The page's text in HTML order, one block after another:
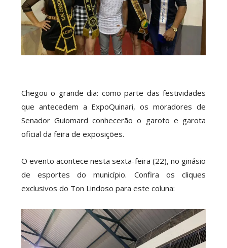
Chegou o grande dia: como parte das festividades
que antecedem a ExpoQuinari, os moradores de
Senador Guiomard conhecerão o garoto e garota
oficial da feira de exposições.
O evento acontece nesta sexta-feira (22), no ginásio
de esportes do município. Confira os cliques
exclusivos do Ton Lindoso para este coluna: